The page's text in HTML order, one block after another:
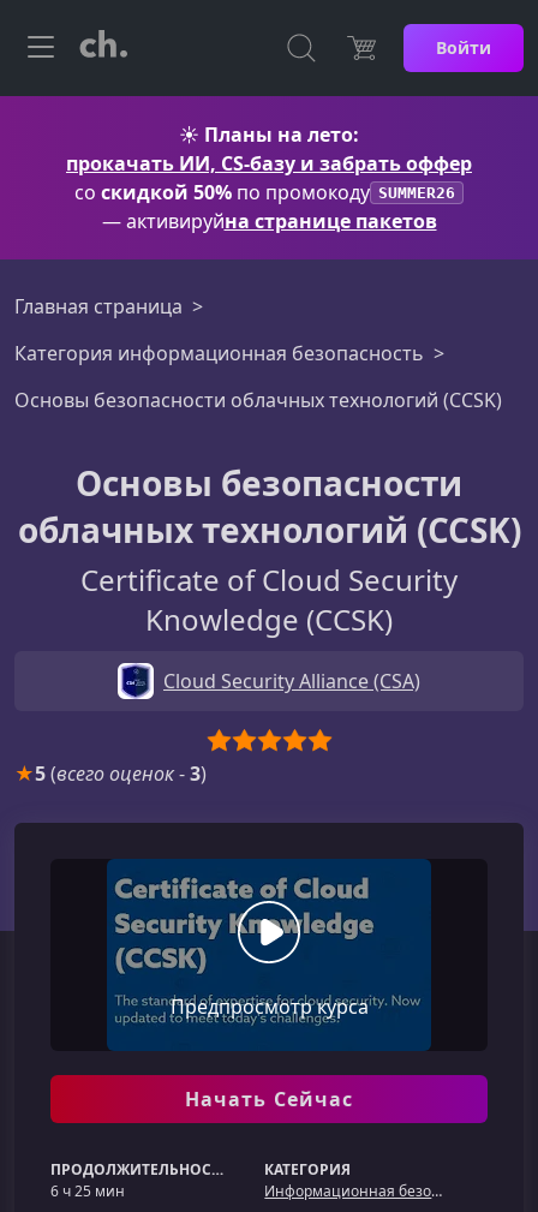
Войти
☀️ Планы на лето:
прокачать ИИ, CS-базу и забрать оффер
со скидкой 50% по промокоду SUMMER26
— активируйна странице пакетов
Главная страница
Категория информационная безопасность
Основы безопасности облачных технологий (CCSK)
Основы безопасности
облачных технологий (CCSK)
Certificate of Cloud Security
Knowledge (CCSK)
Cloud Security Alliance (CSA)
★5(всего оценок-3)
Предпросмотр курса
Начать Сейчас
ПРОДОЛЖИТЕЛЬНОСТЬ
6 ч 25 мин
КАТЕГОРИЯ
Информационная безопасность